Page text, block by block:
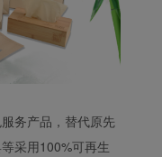
务产品，替代原先
采用100%可再生